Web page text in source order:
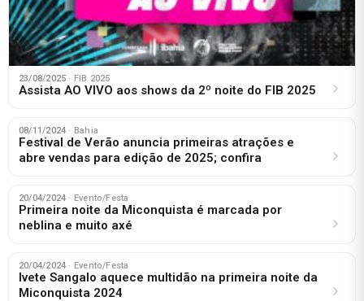
23/08/2025 · FIB 2025
Assista AO VIVO aos shows da 2º noite do FIB 2025
08/11/2024 · Bahia
Festival de Verão anuncia primeiras atrações e
abre vendas para edição de 2025; confira
20/04/2024 · Evento/Festa
Primeira noite da Miconquista é marcada por
neblina e muito axé
20/04/2024 · Evento/Festa
Ivete Sangalo aquece multidão na primeira noite da
Miconquista 2024